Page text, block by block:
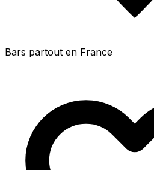
Bars partout en France